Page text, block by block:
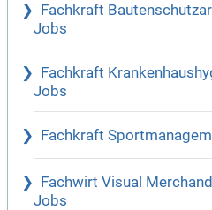
Fachkraft
Jobs
Fachkraft
Jobs
Fachkraft
Fachwirt Visual
Jobs